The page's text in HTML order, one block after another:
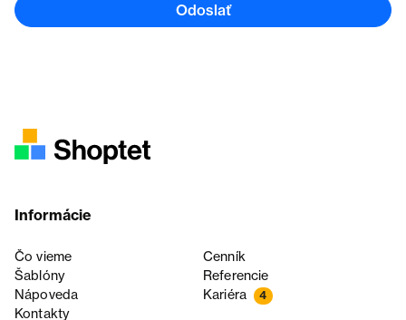
Odoslať
Informácie
Čo vieme
Cenník
Šablóny
Referencie
Nápoveda
Kariéra 4
Kontakty